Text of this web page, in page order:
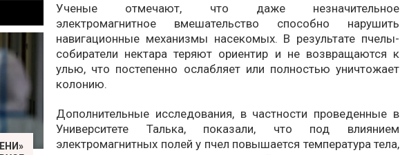
Ученые отмечают, что даже незначительное
электромагнитное вмешательство способно нарушить
навигационные механизмы насекомых. В результате пчелы-
собиратели нектара теряют ориентир и не возвращаются к
улью, что постепенно ослабляет или полностью уничтожает
колонию.
Дополнительные исследования, в частности проведенные в
Университете Талька, показали, что под влиянием
электромагнитных полей у пчел повышается температура тела,